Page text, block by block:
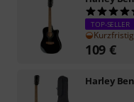
TOP-SELLER
109 €
Harley